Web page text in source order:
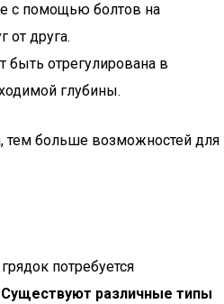
с помощью болтов на
от друга.
быть отрегулирована в
глубины.
тем больше возможностей для
потребуется
Существуют различные типы